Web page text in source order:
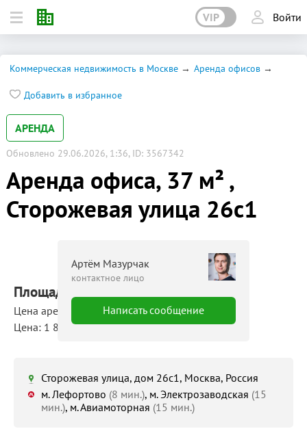
VIP Войти
Коммерческая недвижимость в Москве Аренда офисов
Добавить в избранное
АРЕНДА
Обновлено 29.06.2026, 1:36, ID: 3567342
Аренда офиса, 37 м² ,
Сторожевая улица 26с1
Артём Мазурчак
контактное лицо
Написать сообщение
Площадь: 37 м²
Цена аренды: 67 710 руб./мес
Цена: 1 830 руб./м²/мес
Сторожевая улица, дом 26с1, Москва, Россия
м. Лефортово (8 мин.), м. Электрозаводская (15
мин.), м. Авиамоторная (15 мин.)